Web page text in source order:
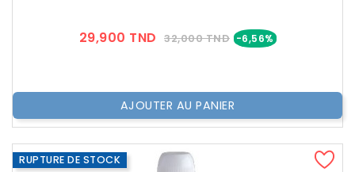
29,900 TND Prix
32,000 TND -6,56% Prix
AJOUTER AU PANIER
RUPTURE DE STOCK